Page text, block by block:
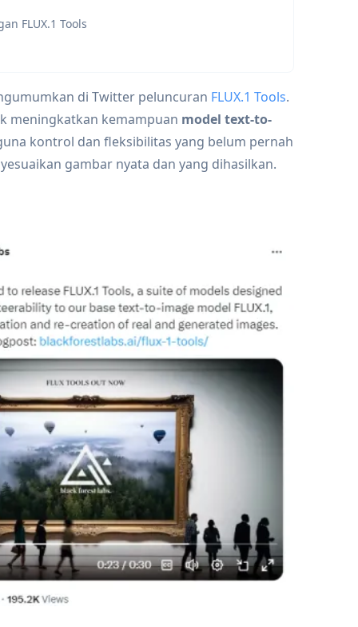
FLUX.1 Tools
di Twitter peluncuran FLUX.1 Tools.
meningkatkan kemampuan model text-to-
kontrol dan fleksibilitas yang belum pernah
gambar nyata dan yang dihasilkan.